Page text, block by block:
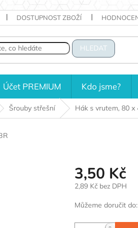
DOSTUPNOST ZBOŽÍ
HLEDAT
Účet PREMIUM Kdo jsme?
Šrouby střešní Hák s vrutem, 80 x
3,50 Kč
2,89 Kč bez DPH
Měrná
cena:
Můžeme doručit do: